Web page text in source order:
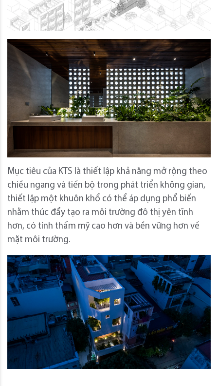
Mục tiêu của KTS là thiết lập khả năng mở rộng theo
chiều ngang và tiến bộ trong phát triển không gian,
thiết lập một khuôn khổ có thể áp dụng phổ biến
nhằm thúc đẩy tạo ra môi trường đô thị yên tĩnh
hơn, có tính thẩm mỹ cao hơn và bền vững hơn về
mặt môi trường.